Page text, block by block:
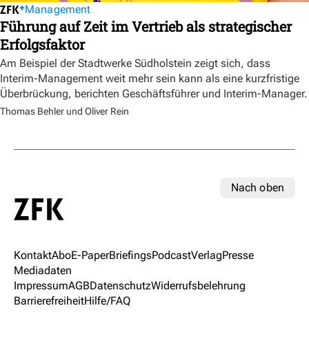
Management
Führung auf Zeit im Vertrieb als strategischer
Erfolgsfaktor
Am Beispiel der Stadtwerke Südholstein zeigt sich, dass
Interim-Management weit mehr sein kann als eine kurzfristige
Überbrückung, berichten Geschäftsführer und Interim-Manager.
Thomas Behler und Oliver Rein
Nach oben
KontaktAboE-PaperBriefingsPodcastVerlagPresse
Mediadaten
ImpressumAGBDatenschutzWiderrufsbelehrung
BarrierefreiheitHilfe/FAQ